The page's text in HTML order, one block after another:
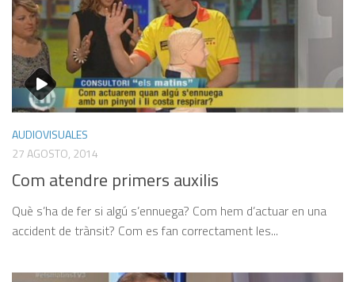
AUDIOVISUALES
27 AGOSTO, 2014
Com atendre primers auxilis
Què s’ha de fer si algú s’ennuega? Com hem d’actuar en una
accident de trànsit? Com es fan correctament les...